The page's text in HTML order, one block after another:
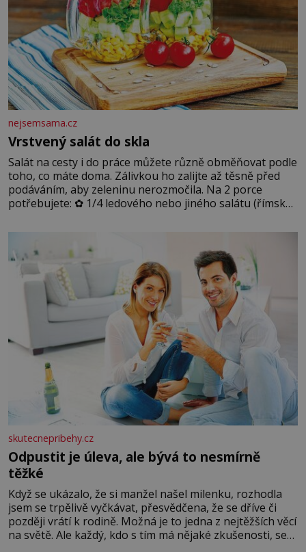
nejsemsama.cz
Vrstvený salát do skla
Salát na cesty i do práce můžete různě obměňovat podle
toho, co máte doma. Zálivkou ho zalijte až těsně před
podáváním, aby zeleninu nerozmočila. Na 2 porce
potřebujete: ✿ 1/4 ledového nebo jiného salátu (římský
okurky ✿ 2 rajčata Zálivka: ✿ 4 lžíce olivového oleje ✿ 1
lžíci citronové šťávy ✿ ½ stroužku
skutecnepribehy.cz
Odpustit je úleva, ale bývá to nesmírně
těžké
Když se ukázalo, že si manžel našel milenku, rozhodla
jsem se trpělivě vyčkávat, přesvědčena, že se dříve či
později vrátí k rodině. Možná je to jedna z nejtěžších věcí
na světě. Ale každý, kdo s tím má nějaké zkušenosti, se